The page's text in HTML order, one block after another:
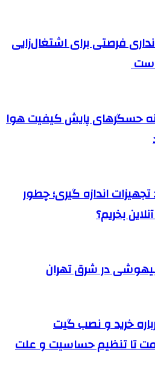
فرصتی برای اشتغال‌زایی
است
حسگرهای پایش کیفیت هوا
اندازه گیری؛ چطور
بخریم؟
در شرق تهران
خرید و نصب گیت
تا تنظیم حساسیت و علت